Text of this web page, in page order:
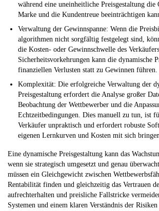
während eine uneinheitliche Preisgestaltung
Marke und die Kundentreue beeinträchtigen
Verwaltung der Gewinnspanne: Wenn die
algorithmen nicht sorgfältig festgelegt sind,
die Kosten- oder Gewinnschwelle des
Sicherheitsvorkehrungen kann die dynamische
finanziellen Verlusten statt zu Gewinnen führen.
Komplexität: Die erfolgreiche Verwaltung der
Preisgestaltung erfordert die Analyse großer
Beobachtung der Wettbewerber und die
Echtzeitbedingungen. Dies manuell zu tun, ist
Verkäufer unpraktisch und erfordert robuste
eigenen Lernkurven und Kosten mit sich
Eine dynamische Preisgestaltung kann das
wenn sie strategisch umgesetzt und genau
müssen ein Gleichgewicht zwischen
Rentabilität finden und gleichzeitig das Vertrauen
aufrechterhalten und preisliche Fallstricke
Systemen und einem klaren Verständnis der